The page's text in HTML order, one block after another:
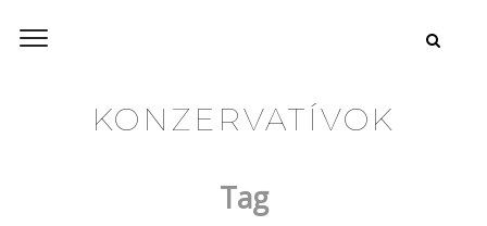
KONZERVATÍVOK
Tag